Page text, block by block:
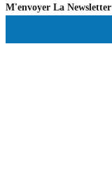
M'envoyer La Newsletter